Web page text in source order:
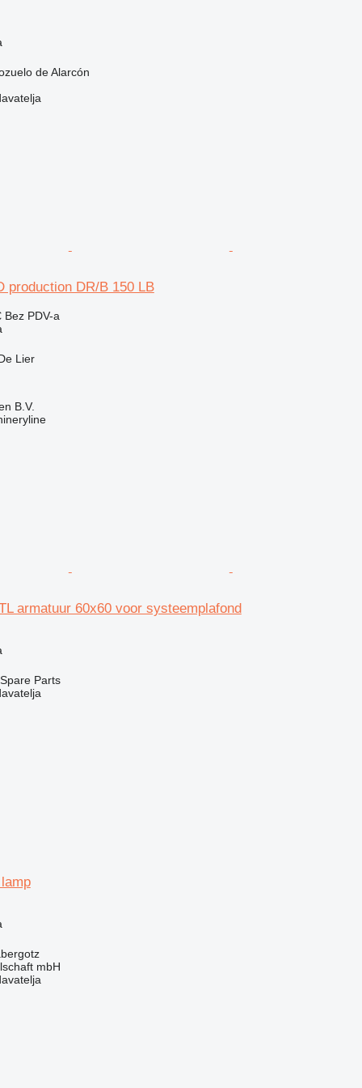
de Alarcón
production DR/B 150 LB
Bez PDV-a
Lier
B.V.
armatuur 60x60 voor systeemplafond
Parts
mbH